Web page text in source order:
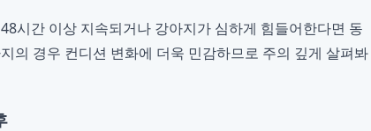
시간 이상 지속되거나 강아지가 심하게 힘들어한다면 동
의 경우 컨디션 변화에 더욱 민감하므로 주의 깊게 살펴봐